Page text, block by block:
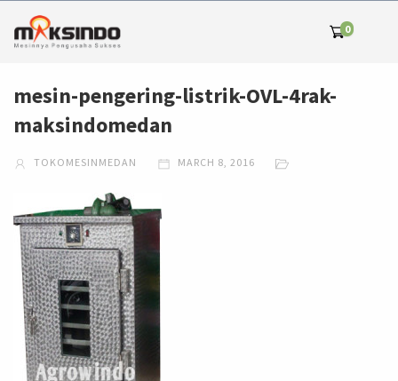
0
mesin-pengering-listrik-OVL-4rak-
maksindomedan
TOKOMESINMEDAN MARCH 8, 2016